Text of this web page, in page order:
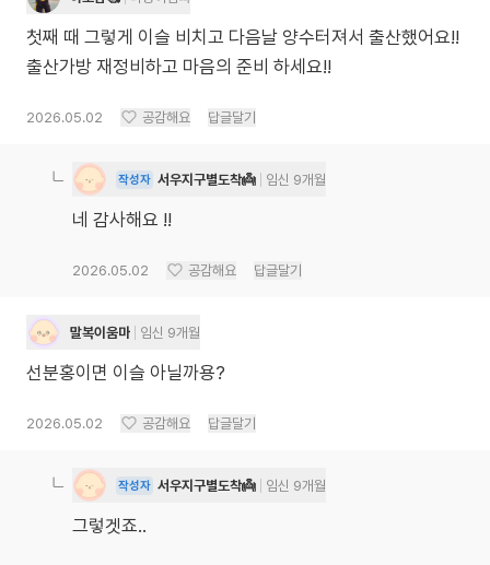
첫째 때 그렇게 이슬 비치고 다음날 양수터져서 출산했어요!!
출산가방 재정비하고 마음의 준비 하세요!!
2026.05.02 공감해요 답글달기
작성자 서우지구별도착👼 임신 9개월
네 감사해요 !!
2026.05.02 공감해요 답글달기
말복이움마 임신 9개월
선분홍이면 이슬 아닐까용?
2026.05.02 공감해요 답글달기
작성자 서우지구별도착👼 임신 9개월
그렇겟죠..